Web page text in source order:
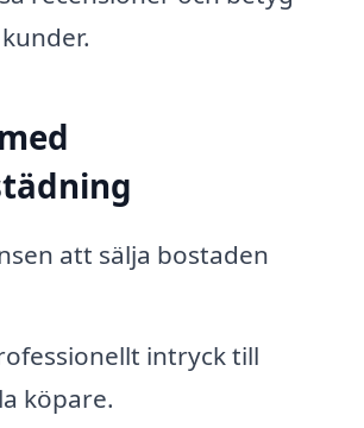
att sälja bostaden
intryck till
köpare.